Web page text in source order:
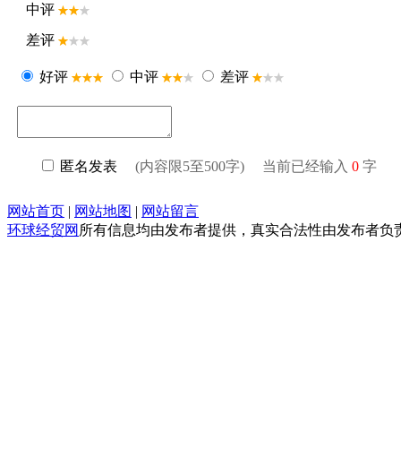
中评
差评
好评 中评 差评
匿名发表 (内容限5至500字) 当前已经输入 0 字
网站首页 | 网站地图 | 网站留言
环球经贸网 所有信息均由发布者提供，真实合法性由发布者